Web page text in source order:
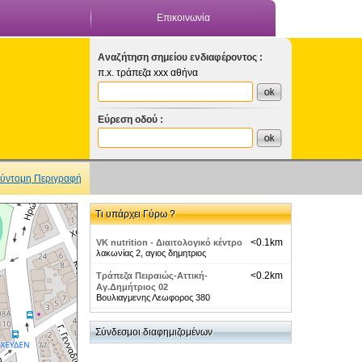
Επικοινωνία
Αναζήτηση σημείου ενδιαφέροντος :
π.x. τράπεζα xxx αθήνα
Εύρεση οδού :
Περιγραφή
Τι υπάρχει Γύρω ?
VK nutrition - Διαιτολογικό κέντρο <0.1km
λακωνίας 2, αγιος δημητριος
Τράπεζα Πειραιώς-Αττική-
Αγ.Δημήτριος 02
<0.2km
Βουλιαγμενης Λεωφορος 380
Airlines-UZBEKISTAN AIRWAYS <0.2km
Βουλιαγμενης Λεωφορος 501
Σύνδεσμοι διαφημιζομένων